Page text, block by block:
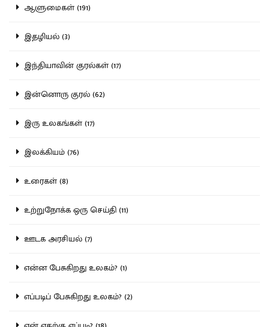
ஆளுமைகள் (191)
இதழியல் (3)
இந்தியாவின் குரல்கள் (17)
இன்னொரு குரல் (62)
இரு உலகங்கள் (17)
இலக்கியம் (76)
உரைகள் (8)
உற்றுநோக்க ஒரு செய்தி (11)
ஊடக அரசியல் (7)
என்ன பேசுகிறது உலகம்? (1)
எப்படிப் பேசுகிறது உலகம்? (2)